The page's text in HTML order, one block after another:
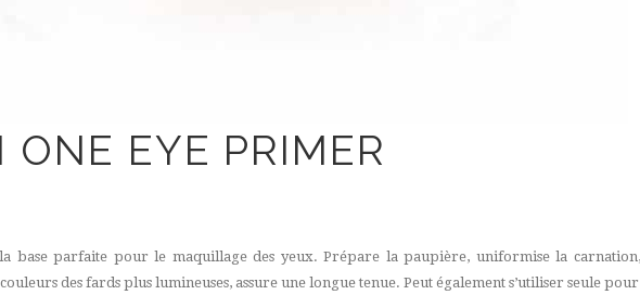
ONE EYE PRIMER
base parfaite pour le maquillage des yeux. Prépare la paupière, uniformise la
des fards plus lumineuses, assure une longue tenue. Peut également s’utiliser seule